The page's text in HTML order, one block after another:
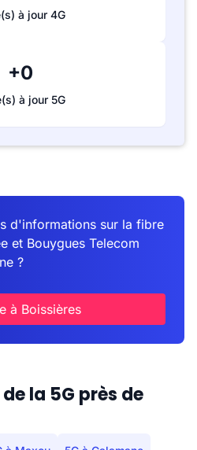
à jour 4G
+0
à jour 5G
d'informations sur la fibre
et Bouygues Telecom
?
à Boissières
la 5G près de